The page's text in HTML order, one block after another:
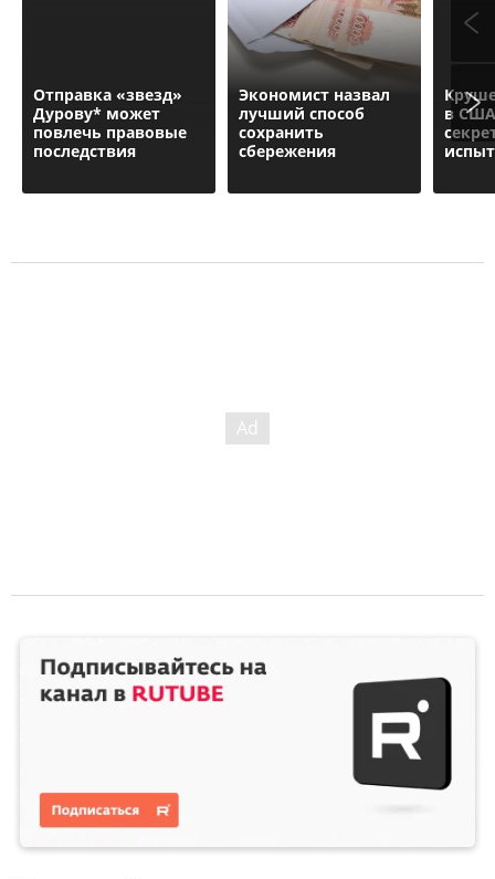
Отправка «звезд»
Дурову* может
повлечь правовые
последствия
Экономист назвал
лучший способ
сохранить
сбережения
в США